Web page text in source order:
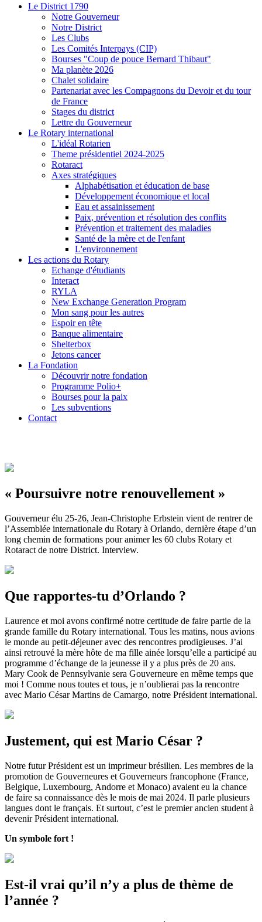
Le District 1790
Notre Gouverneur
Notre District
Les Clubs
Les Comités Interpays (CIP)
Bourses "Coup de pouce Bernard Thibaut"
Ma planète 2026
Chalet solidaire
Partenariat avec les Compagnons du Devoir et du tour
de France
Stages du district
Lettre du Gouverneur
Le Rotary international
L'idéal Rotarien
Theme présidentiel 2024-2025
Rotaract
Axes stratégiques
Alphabétisation et éducation de base
Développement économique et local
Eau et assainissement
Paix, prévention et résolution des conflits
Prévention et traitement des maladies
Santé de la mère et de l'enfant
L'environnement
Les actions du Rotary
Echange d'étudiants
Interact
RYLA
New Exchange Generation Program
Mon sang pour les autres
Espoir en tête
Banque alimentaire
Shelterbox
Jetons cancer
La Fondation
Découvrir notre fondation
Programme Polio+
Bourses pour la paix
Les subventions
Contact
« Poursuivre notre renouvellement »
Gouverneur élu 25-26, Jean-Christophe Erbstein vient de rentrer de
l’Assemblée internationale du Rotary à Orlando, dernière étape d’un
long chemin de formations pour animer les 60 clubs Rotary et
Rotaract de notre District. Interview.
Que rapportes-tu d’Orlando ?
Laurence et moi avons confirmé notre certitude de faire partie de la
grande famille du Rotary international. Tous les matins, nous avions
le monde au petit-déjeuner avec des rencontres prodigieuses. J’ai
ainsi retrouvé la mère hôte de ma fille ainée lorsqu’elle a participé au
programme d’échange de la jeunesse il y a plus près de 20 ans.
Mary Cook de Pennsylvanie sera Gouverneure en même temps que
moi ! Comme nous toutes et tous, je n’oublierai pas la rencontre
avec Mario César Martins de Camargo, notre Président international.
Justement, qui est Mario César ?
Notre futur Président est un imprimeur brésilien. Les membres de la
promotion de Gouverneures et Gouverneurs francophone (France,
Belgique, Luxembourg, Andorre et Monaco) avaient eu la chance
de faire sa connaissance dès le mois de mai 2024. Il parle plusieurs
langues dont le français. Et surtout, c’est le premier ancien student à
devenir Président international.
Un symbole fort !
Est-il vrai qu’il n’y a plus de thème de
l’année ?